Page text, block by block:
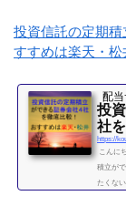
ーマン
を10年
2019年
投資信託の定期
すすめは楽天・松
配当
投
社
こんに
積立が
たくな